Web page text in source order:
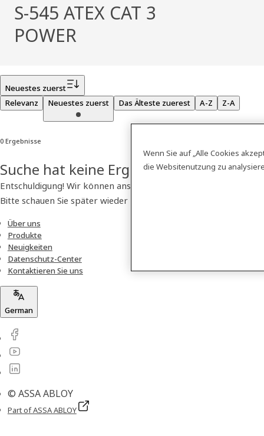
S-545 ATEX CAT 3
POWER
Neuestes zuerst
Relevanz
Neuestes zuerst Das Älteste zuerest A-Z Z-A
0 Ergebnisse
Suche hat keine Ergebnisse geliefert
Entschuldigung! Wir können anscheinend kein Produkt finden.
Bitte schauen Sie später wieder vorbei!
Über uns
Produkte
Neuigkeiten
Datenschutz-Center
Kontaktieren Sie uns
German
© ASSA ABLOY
Part of ASSA ABLOY
Wenn Sie auf „Alle Cookies
die Websitenutzung zu